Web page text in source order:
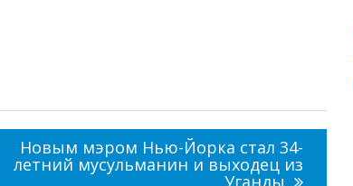
Новым мэром Нью-Йорка стал 34-
летний мусульманин и выходец из
Уганды